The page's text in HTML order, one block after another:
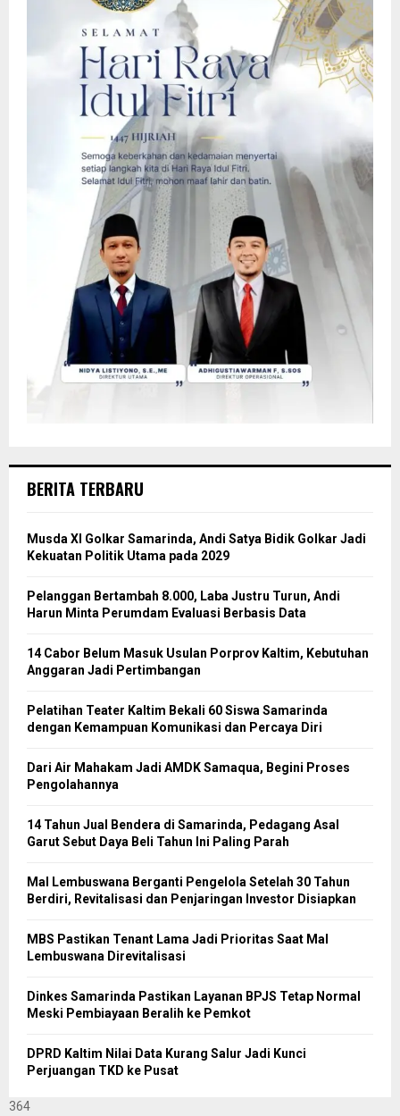
BERITA TERBARU
Musda XI Golkar Samarinda, Andi Satya Bidik Golkar Jadi
Kekuatan Politik Utama pada 2029
Pelanggan Bertambah 8.000, Laba Justru Turun, Andi
Harun Minta Perumdam Evaluasi Berbasis Data
14 Cabor Belum Masuk Usulan Porprov Kaltim, Kebutuhan
Anggaran Jadi Pertimbangan
Pelatihan Teater Kaltim Bekali 60 Siswa Samarinda
dengan Kemampuan Komunikasi dan Percaya Diri
Dari Air Mahakam Jadi AMDK Samaqua, Begini Proses
Pengolahannya
14 Tahun Jual Bendera di Samarinda, Pedagang Asal
Garut Sebut Daya Beli Tahun Ini Paling Parah
Mal Lembuswana Berganti Pengelola Setelah 30 Tahun
Berdiri, Revitalisasi dan Penjaringan Investor Disiapkan
MBS Pastikan Tenant Lama Jadi Prioritas Saat Mal
Lembuswana Direvitalisasi
Dinkes Samarinda Pastikan Layanan BPJS Tetap Normal
Meski Pembiayaan Beralih ke Pemkot
DPRD Kaltim Nilai Data Kurang Salur Jadi Kunci
Perjuangan TKD ke Pusat
364